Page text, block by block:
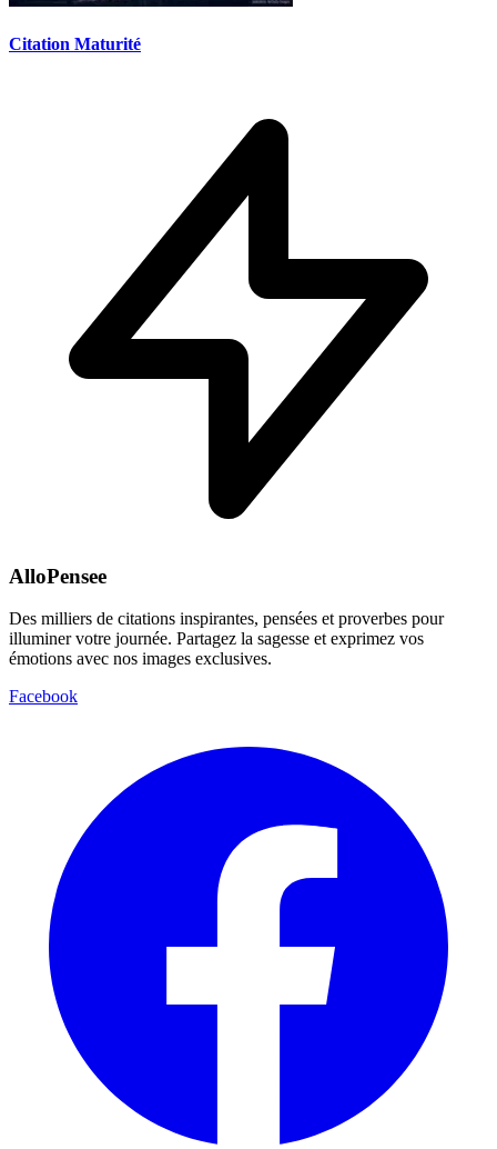
Citation Maturité
AlloPensee
Des milliers de citations inspirantes, pensées et proverbes pour
illuminer votre journée. Partagez la sagesse et exprimez vos
émotions avec nos images exclusives.
Facebook